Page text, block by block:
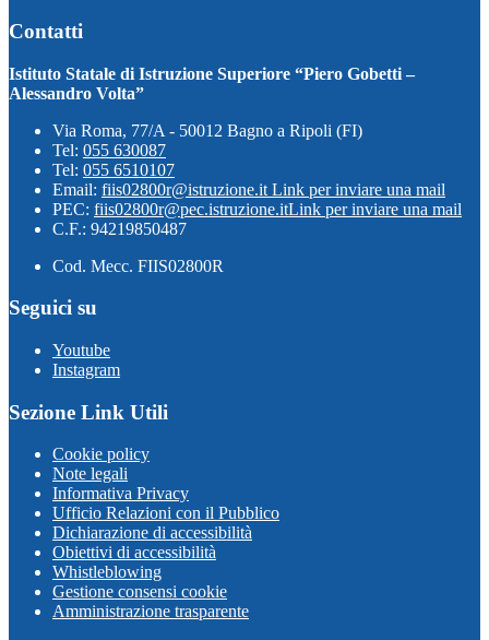
Contatti
Istituto Statale di Istruzione Superiore “Piero Gobetti –
Alessandro Volta”
Via Roma, 77/A - 50012 Bagno a Ripoli (FI)
Tel: 055 630087
Tel: 055 6510107
Email: fiis02800r@istruzione.it Link per inviare una mail
PEC: fiis02800r@pec.istruzione.itLink per inviare una mail
C.F.: 94219850487
Cod. Mecc. FIIS02800R
Seguici su
Youtube
Instagram
Sezione Link Utili
Cookie policy
Note legali
Informativa Privacy
Ufficio Relazioni con il Pubblico
Dichiarazione di accessibilità
Obiettivi di accessibilità
Whistleblowing
Gestione consensi cookie
Amministrazione trasparente